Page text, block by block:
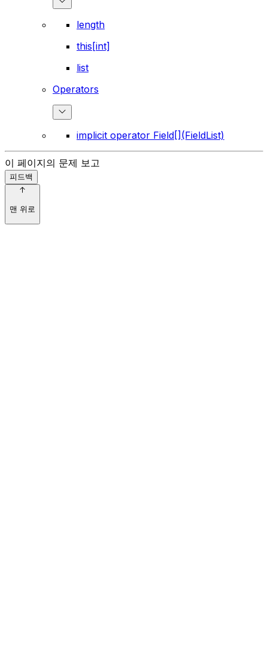
length
this[int]
list
Operators
implicit operator Field[](FieldList)
이 페이지의 문제 보고
피드백
맨 위로